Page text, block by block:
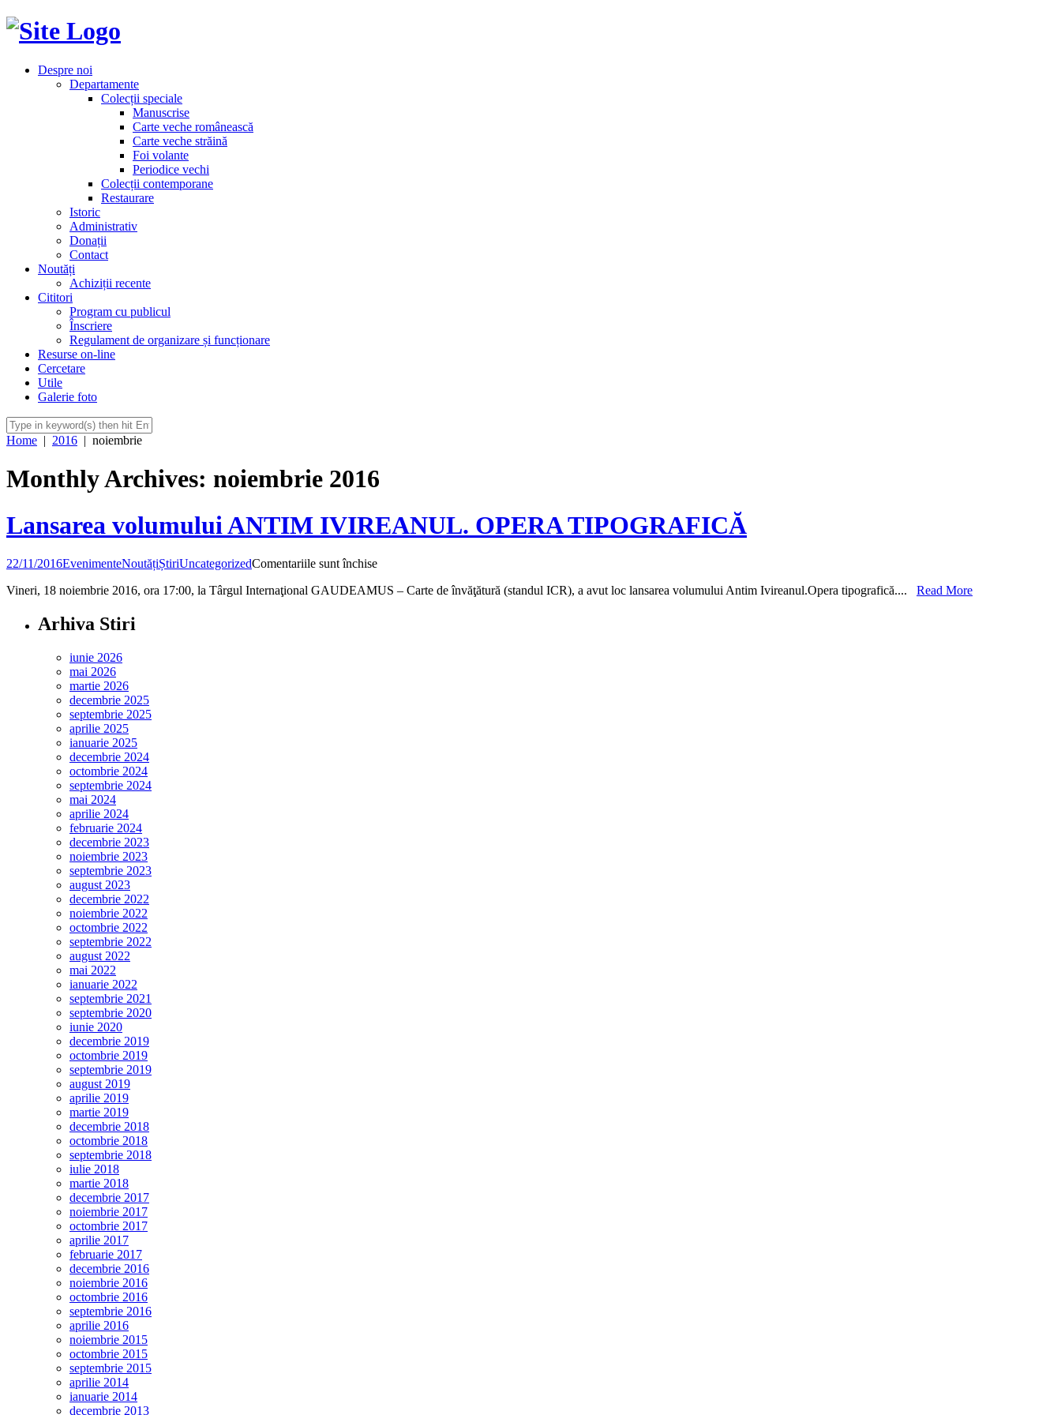
Despre noi
Departamente
Colecții speciale
Manuscrise
Carte veche românească
Carte veche străină
Foi volante
Periodice vechi
Colecții contemporane
Restaurare
Istoric
Administrativ
Donații
Contact
Noutăți
Achiziții recente
Cititori
Program cu publicul
Înscriere
Regulament de organizare și funcționare
Resurse on-line
Cercetare
Utile
Galerie foto
Home | 2016 | noiembrie
Monthly Archives: noiembrie 2016
Lansarea volumului ANTIM IVIREANUL. OPERA TIPOGRAFICĂ
22/11/2016EvenimenteNoutățiȘtiriUncategorizedComentariile sunt închisepentru
volumului
Vineri, 18 noiembrie 2016, ora 17:00, la Târgul Internaţional GAUDEAMUS – Carte de învăţătură (standul ICR), a avut loc lansarea volumului Antim Ivireanul.Opera tipografică.... Read More
Arhiva Stiri
iunie 2026
mai 2026
martie 2026
decembrie 2025
septembrie 2025
aprilie 2025
ianuarie 2025
decembrie 2024
octombrie 2024
septembrie 2024
mai 2024
aprilie 2024
februarie 2024
decembrie 2023
noiembrie 2023
septembrie 2023
august 2023
decembrie 2022
noiembrie 2022
octombrie 2022
septembrie 2022
august 2022
mai 2022
ianuarie 2022
septembrie 2021
septembrie 2020
iunie 2020
decembrie 2019
octombrie 2019
septembrie 2019
august 2019
aprilie 2019
martie 2019
decembrie 2018
octombrie 2018
septembrie 2018
iulie 2018
martie 2018
decembrie 2017
noiembrie 2017
octombrie 2017
aprilie 2017
februarie 2017
decembrie 2016
noiembrie 2016
octombrie 2016
septembrie 2016
aprilie 2016
noiembrie 2015
octombrie 2015
septembrie 2015
aprilie 2014
ianuarie 2014
decembrie 2013